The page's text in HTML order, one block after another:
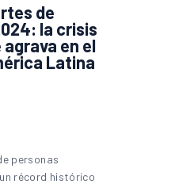
de
la crisis
en el
Latina
personas
récord histórico